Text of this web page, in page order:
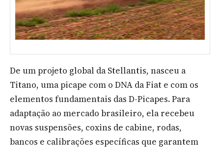
De um projeto global da Stellantis, nasceu a
Titano, uma picape com o DNA da Fiat e com os
elementos fundamentais das D-Picapes. Para
adaptação ao mercado brasileiro, ela recebeu
novas suspensões, coxins de cabine, rodas,
bancos e calibrações específicas que garantem